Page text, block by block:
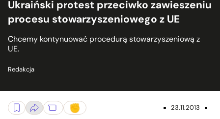
Ukraiński protest przeciwko zawieszeniu
procesu stowarzyszeniowego z UE
Chcemy kontynuować procedurą stowarzyszeniową z
UE.
Redakcja
23.11.2013